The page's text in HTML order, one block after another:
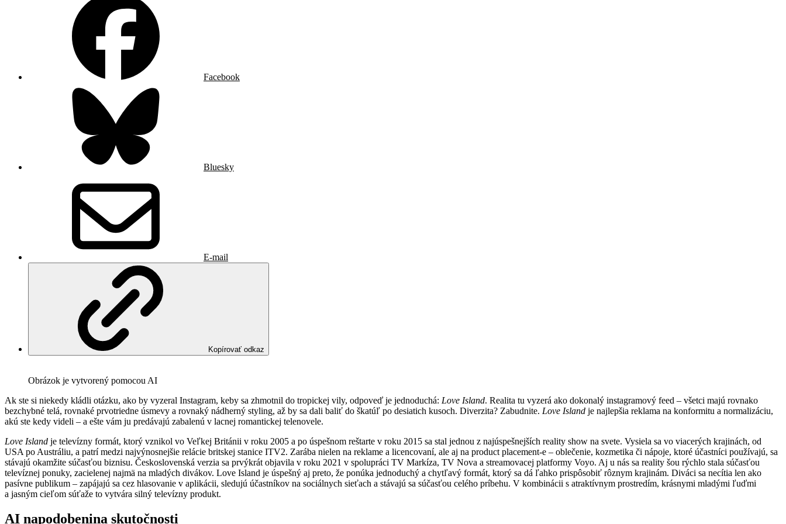
Facebook
Bluesky
E-mail
Kopírovať odkaz
Obrázok je vytvorený pomocou AI
Ak ste si niekedy kládli otázku, ako by vyzeral Instagram, keby sa zhmotnil do tropickej vily, odpoveď je jednoduchá: Love Island. Realita tu vyzerá ako dokonalý instagramový feed – všetci majú rovnako
bezchybné telá, rovnaké prvotriedne úsmevy a rovnaký nádherný styling, až by sa dali baliť do škatúľ po desiatich kusoch. Diverzita? Zabudnite. Love Island je najlepšia reklama na konformitu a normalizáciu,
akú ste kedy videli – a ešte vám ju predávajú zabalenú v lacnej romantickej telenovele.
Love Island je televízny formát, ktorý vznikol vo Veľkej Británii v roku 2005 a po úspešnom reštarte v roku 2015 sa stal jednou z najúspešnejších reality show na svete. Vysiela sa vo viacerých krajinách, od
USA po Austráliu, a patrí medzi najvýnosnejšie relácie britskej stanice ITV2. Zarába nielen na reklame a licencovaní, ale aj na product placement-e – oblečenie, kozmetika či nápoje, ktoré účastníci používajú, sa
stávajú okamžite súčasťou biznisu. Československá verzia sa prvýkrát objavila v roku 2021 v spolupráci TV Markíza, TV Nova a streamovacej platformy Voyo. Aj u nás sa reality šou rýchlo stala súčasťou
televíznej ponuky, zacielenej najmä na mladých divákov. Love Island je úspešný aj preto, že ponúka jednoduchý a chytľavý formát, ktorý sa dá ľahko prispôsobiť rôznym krajinám. Diváci sa necítia len ako
pasívne publikum – zapájajú sa cez hlasovanie v aplikácii, sledujú účastníkov na sociálnych sieťach a stávajú sa súčasťou celého príbehu. V kombinácii s atraktívnym prostredím, krásnymi mladými ľuďmi
a jasným cieľom súťaže to vytvára silný televízny produkt.
AI napodobenina skutočnosti